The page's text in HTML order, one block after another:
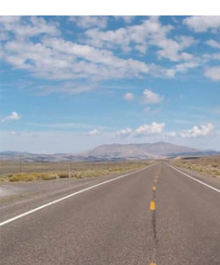
ناس
فن
رياضة